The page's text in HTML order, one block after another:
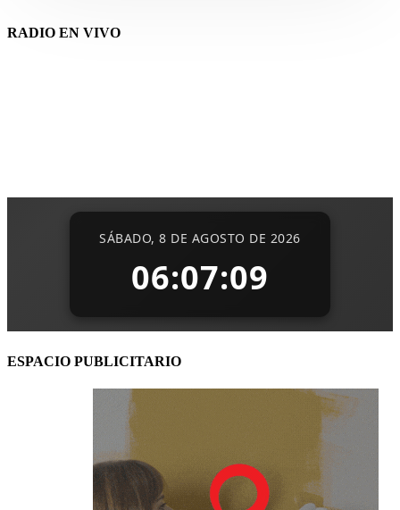
RADIO EN VIVO
ESPACIO PUBLICITARIO